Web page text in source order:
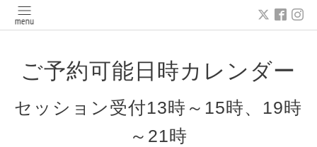
ご予約可能日時カレンダー
セッション受付13時～15時、19時
～21時